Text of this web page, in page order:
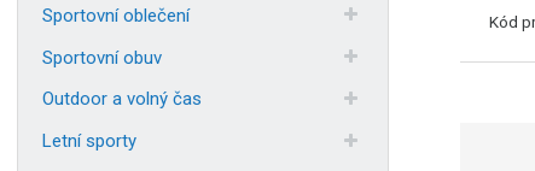
Kód
Sportovní oblečení
Sportovní obuv
Outdoor a volný čas
Letní sporty